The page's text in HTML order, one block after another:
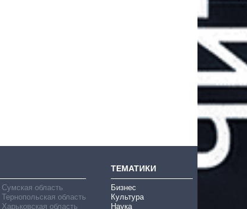
Сумская область
Тернопольская область
Харьковская область
ТЕМАТИКИ
Бизнес
Культура
Наука